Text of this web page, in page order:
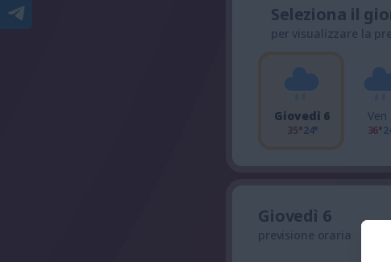
Seleziona il
per visualizzare la
Giovedì 6
35°24°
Ven
36°
Giovedì 6
previsione oraria